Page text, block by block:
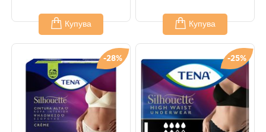
Купува Купува
-28% -25%